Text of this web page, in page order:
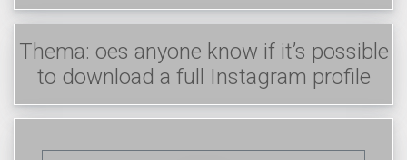
Thema: oes anyone know if it’s possible
to download a full Instagram profile